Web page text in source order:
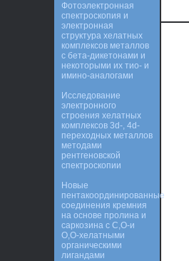
Фотоэлектронная
спектроскопия и
электронная
структура хелатных
комплексов металлов
с бета-дикетонами и
некоторыми их тио- и
имино-аналогами
Исследование
электронного
строения хелатных
комплексов 3d-, 4d-
переходных металлов
методами
рентгеновской
спектроскопии
Новые
пентакоординированные
соединения кремния
на основе пролина и
саркозина с C,O-и
O,O-хелатными
органическими
лигандами